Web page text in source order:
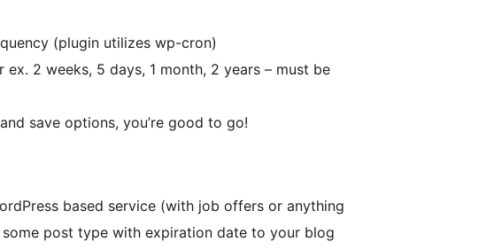
(plugin utilizes wp-cron)
2 weeks, 5 days, 1 month, 2 years – must be
save options, you’re good to go!
based service (with job offers or anything
post type with expiration date to your blog